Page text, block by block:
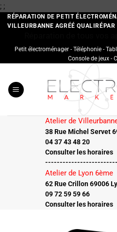
; ;Passer
au
contenu
RÉPARATION DE PETIT
VILLEURBANNE AGRÉÉ QUALIRÉPAR
Petit électroménager - Téléphonie -
Console de jeux -
Atelier de
38 Rue Michel Servet
04 37 43 48 20
Consulter les horaires
Atelier de Lyon 6ème
62 Rue Crillon 69006
09 72 59 59 66
Consulter les horaires